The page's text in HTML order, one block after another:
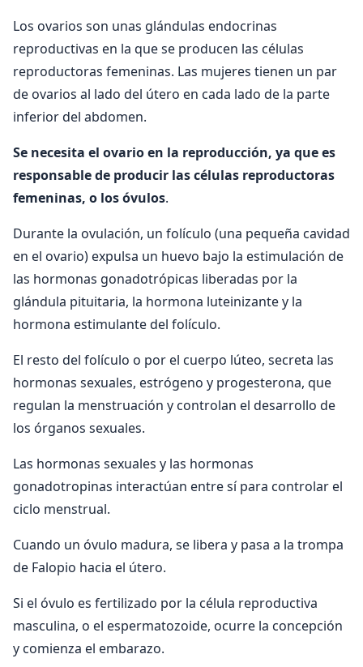
Los ovarios son unas glándulas endocrinas
reproductivas en la que se producen las células
reproductoras femeninas. Las mujeres tienen un par
de ovarios al lado del útero en cada lado de la parte
inferior del abdomen.
Se necesita el ovario en la reproducción, ya que es
responsable de producir las células reproductoras
femeninas, o los óvulos.
Durante la ovulación, un folículo (una pequeña cavidad
en el ovario) expulsa un huevo bajo la estimulación de
las hormonas gonadotrópicas liberadas por la
glándula pituitaria, la hormona luteinizante y la
hormona estimulante del folículo.
El resto del folículo o por el cuerpo lúteo, secreta las
hormonas sexuales, estrógeno y progesterona, que
regulan la menstruación y controlan el desarrollo de
los órganos sexuales.
Las hormonas sexuales y las hormonas
gonadotropinas interactúan entre sí para controlar el
ciclo menstrual.
Cuando un óvulo madura, se libera y pasa a la trompa
de Falopio hacia el útero.
Si el óvulo es fertilizado por la célula reproductiva
masculina, o el espermatozoide, ocurre la concepción
y comienza el embarazo.